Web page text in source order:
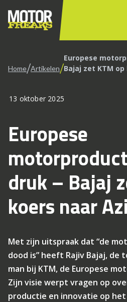
Home/Artikelen/Europese
Bajaj zet KTM
13 oktober 2025
Europese
druk – Bajaj
koers naar
Met zijn uitspraak dat “de
dood is” heeft Rajiv Bajaj, de
man bij KTM, de Europese
Zijn visie werpt vragen op
productie en innovatie op